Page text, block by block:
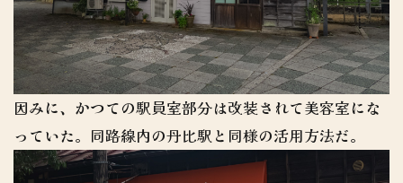
因みに、かつての駅員室部分は改装されて美容室にな
っていた。同路線内の丹比駅と同様の活用方法だ。